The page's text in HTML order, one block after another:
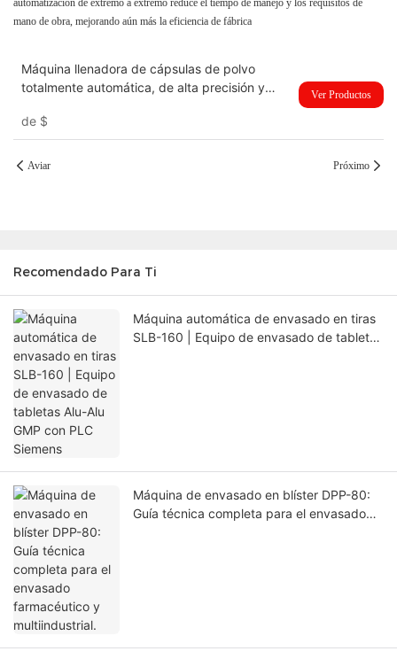
automatización de extremo a extremo reduce el tiempo de manejo y los requisitos de
mano de obra, mejorando aún más la eficiencia de fábrica
Máquina llenadora de cápsulas de polvo
totalmente automática, de alta precisión y
fabricar cápsulas vacías NJP-4000D
de $
Ver Productos
Aviar Próximo
Recomendado Para Ti
Máquina automática de envasado en tiras
SLB-160 | Equipo de envasado de tabletas
Máquina de envasado en blíster DPP-80:
Guía técnica completa para el envasado